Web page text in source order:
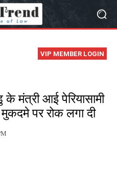
VIP MEMBER LOGIN
के मंत्री आई पेरियासामी
पर रोक लगा दी